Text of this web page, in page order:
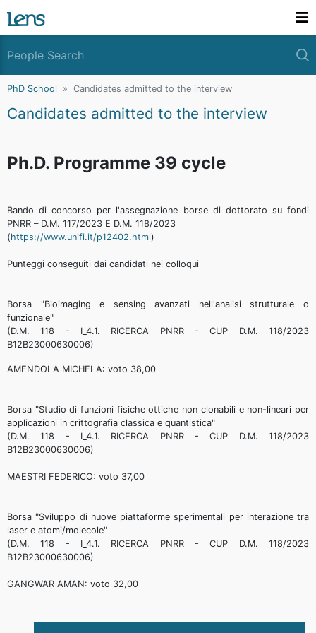
PhD School Candidates admitted to the interview
Candidates admitted to the interview
Ph.D. Programme 39 cycle
Bando di concorso per l'assegnazione borse di dottorato su fondi
PNRR – D.M. 117/2023 E D.M. 118/2023
(https://www.unifi.it/p12402.html)
Punteggi conseguiti dai candidati nei colloqui
Borsa "Bioimaging e sensing avanzati nell'analisi strutturale o
funzionale"
(D.M. 118 - I_4.1. RICERCA PNRR - CUP D.M. 118/2023
B12B23000630006)
AMENDOLA MICHELA: voto 38,00
Borsa "Studio di funzioni fisiche ottiche non clonabili e non-lineari per
applicazioni in crittografia classica e quantistica"
(D.M. 118 - I_4.1. RICERCA PNRR - CUP D.M. 118/2023
B12B23000630006)
MAESTRI FEDERICO: voto 37,00
Borsa "Sviluppo di nuove piattaforme sperimentali per interazione tra
laser e atomi/molecole"
(D.M. 118 - I_4.1. RICERCA PNRR - CUP D.M. 118/2023
B12B23000630006)
GANGWAR AMAN: voto 32,00